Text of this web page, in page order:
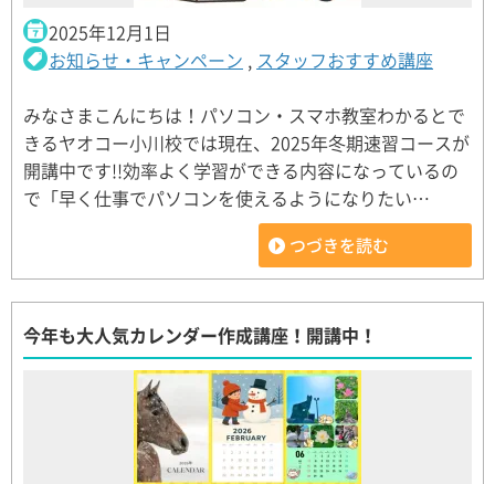
2025年12月1日
お知らせ・キャンペーン , スタッフおすすめ講座
みなさまこんにちは！パソコン・スマホ教室わかるとで
きるヤオコー小川校では現在、2025年冬期速習コースが
開講中です!!効率よく学習ができる内容になっているの
で「早く仕事でパソコンを使えるようになりたい…
つづきを読む
今年も大人気カレンダー作成講座！開講中！